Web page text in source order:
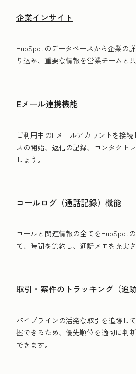
企業インサイト
HubSpotのデータベースから企業の
り込み、重要な情報を営業チームと
Eメール連携機能
ご利用中のEメールアカウントを接
スの開始、返信の記録、コンタクト
しょう。
コールログ（通話記録）機能
コールと関連情報の全てをHubSpot
て、時間を節約し、通話メモを充実さ
取引・案件のトラッキング（追
パイプラインの活発な取引を追跡し
握できるため、優先順位を適切に判
できます。